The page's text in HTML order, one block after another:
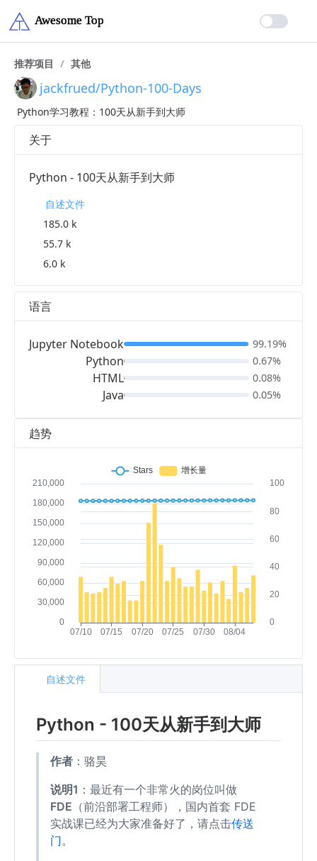
推荐项目 / 其他
jackfrued/Python-100-Days
Python学习教程：100天从新手到大师
趋势
Python - 100天从新手到大师
作者 ：骆昊
说明1 ：最近有一个非常火的岗位叫做
FDE （前沿部署工程师），国内首套 FDE
实战课已经为大家准备好了，请点击传送
门。
自述文件
关于
Python - 100天从新手到大师
自述文件
185.0 k
55.7 k
6.0 k
语言
Jupyter Notebook
Python
HTML
Java
99.19%
0.67%
0.08%
0.05%